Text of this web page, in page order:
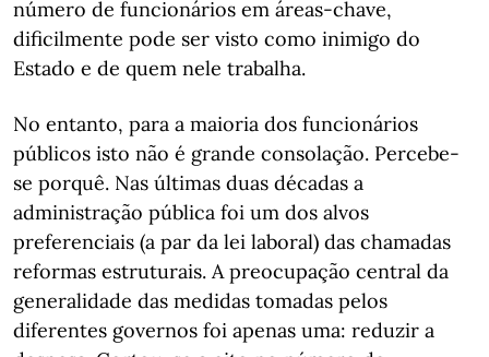
número de funcionários em áreas-chave,
dificilmente pode ser visto como inimigo do
Estado e de quem nele trabalha.
No entanto, para a maioria dos funcionários
públicos isto não é grande consolação. Percebe-
se porquê. Nas últimas duas décadas a
administração pública foi um dos alvos
preferenciais (a par da lei laboral) das chamadas
reformas estruturais. A preocupação central da
generalidade das medidas tomadas pelos
diferentes governos foi apenas uma: reduzir a